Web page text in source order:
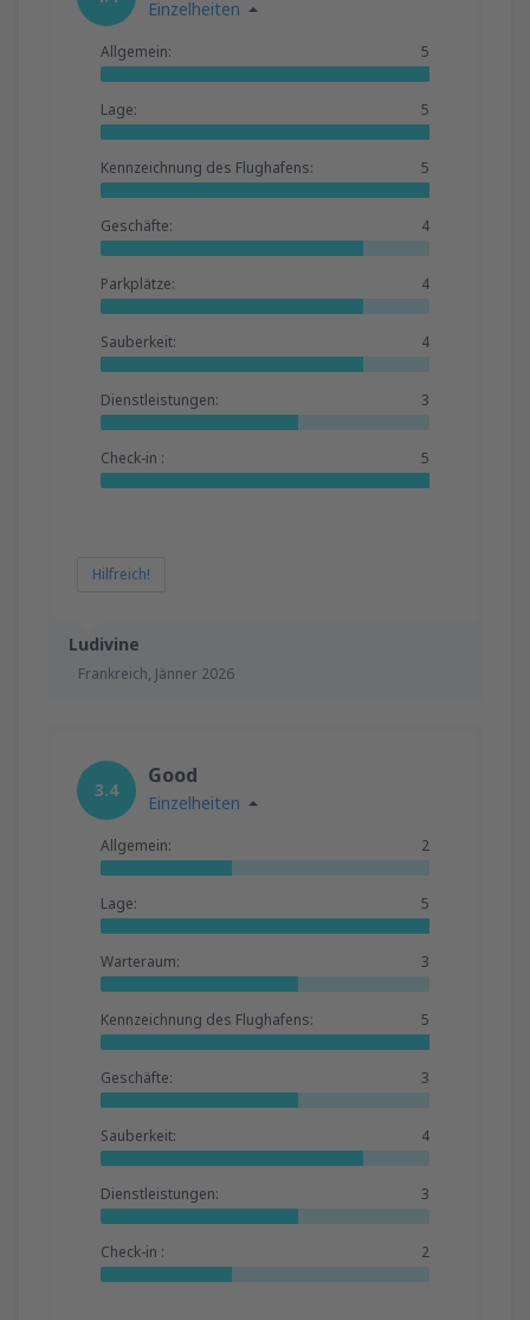
Ludivine
Frankreich, Jänner 2026
Einzelheiten
Allgemein: 5
Lage: 5
Kennzeichnung des Flughafens: 5
Geschäfte: 4
Parkplätze: 4
Sauberkeit: 4
Dienstleistungen: 3
Check-in : 5
Hilfreich!
3.4
Good
Einzelheiten
Allgemein: 2
Lage: 5
Warteraum: 3
Kennzeichnung des Flughafens: 5
Geschäfte: 3
Sauberkeit: 4
Dienstleistungen: 3
Check-in : 2